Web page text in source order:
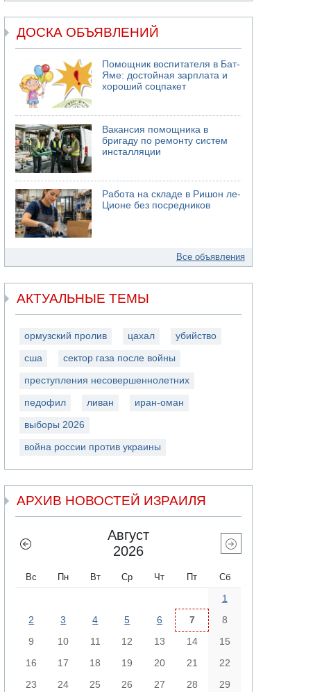
ДОСКА ОБЪЯВЛЕНИЙ
Помощник воспитателя в Бат-
Яме: достойная зарплата и
хороший соцпакет
Вакансия помощника в
бригаду по ремонту систем
инсталляции
Работа на складе в Ришон ле-
Ционе без посредников
Все объявления
АКТУАЛЬНЫЕ ТЕМЫ
ормузский пролив цахал убийство
сша сектор газа после войны
преступления несовершеннолетних
педофил ливан иран-оман
выборы 2026
война россии против украины
АРХИВ НОВОСТЕЙ ИЗРАИЛЯ
Август
2026
Вс Пн Вт Ср Чт Пт Сб
1
2
3 4 5 6 7
8
9
10 11 12 13 14
15
16
17 18 19 20 21
22
23
24 25 26 27 28 29